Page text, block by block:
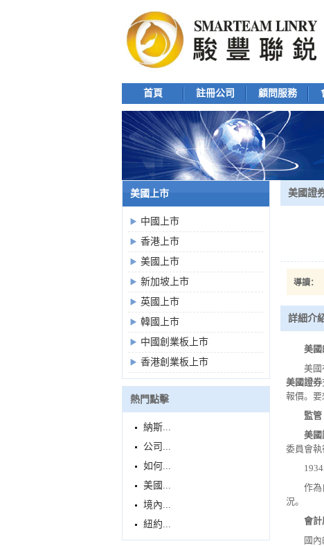
首頁
註冊公司 顧問服務
美國上市
中國上市
香港上市
美國上市
新加坡上市
英國上市
韓國上市
中國創業板上市
香港創業板上市
熱門點擊
納斯...
公司...
如何...
美國...
境內...
紐約...
美國證
導讀：
詳細介
美國
美國
美國證券
報價。要
監管
美國
委員會執
作為
況。
會計
國